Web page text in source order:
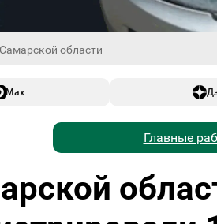
области
Max
Главные